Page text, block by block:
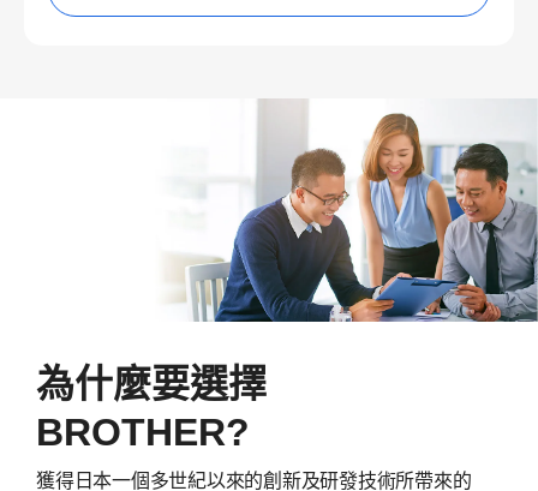
為什麼要選擇
BROTHER?
獲得日本一個多世紀以來的創新及研發技術所帶來的